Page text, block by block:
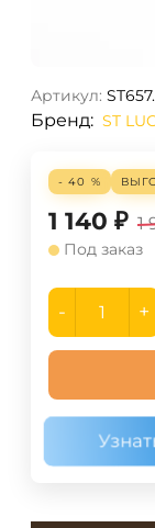
Артикул:
Бренд: ST
- 40 %
1 140 ₽ 1
Под заказ
- +